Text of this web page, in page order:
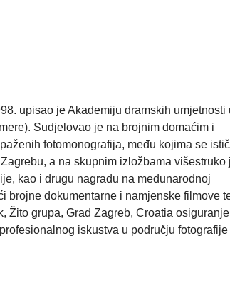
upisao je Akademiju dramskih umjetnosti
Sudjelovao je na brojnim domaćim i
fotomonografija, među kojima se
a na skupnim izložbama višestruko
kao i drugu nagradu na međunarodnoj
brojne dokumentarne i namjenske filmove
Žito grupa, Grad Zagreb, Croatia
iskustva u području fotografije